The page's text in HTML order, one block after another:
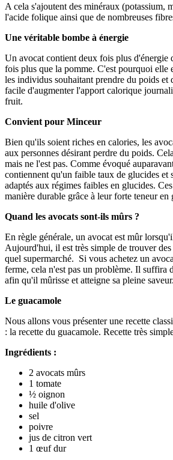
A cela s'ajoutent des minéraux (potassium,
l'acide folique ainsi que de nombreuses
Une véritable bombe à énergie
Un avocat contient deux fois plus d'énergie
fois plus que la pomme. C'est pourquoi elle
les individus souhaitant prendre du poids et
facile d'augmenter l'apport calorique
fruit.
Convient pour Minceur
Bien qu'ils soient riches en calories, les
aux personnes désirant perdre du poids.
mais ne l'est pas. Comme évoqué
contiennent qu'un faible taux de glucides et
adaptés aux régimes faibles en glucides.
manière durable grâce à leur forte teneur en
Quand les avocats sont-ils mûrs ?
En règle générale, un avocat est mûr
Aujourd'hui, il est très simple de trouver
quel supermarché. Si vous achetez un
ferme, cela n'est pas un problème. Il suffira
afin qu'il mûrisse et atteigne sa pleine saveur.
Le guacamole
Nous allons vous présenter une recette
: la recette du guacamole. Recette très
Ingrédients :
2 avocats mûrs
1 tomate
½ oignon
huile d'olive
sel
poivre
jus de citron vert
1 œuf dur